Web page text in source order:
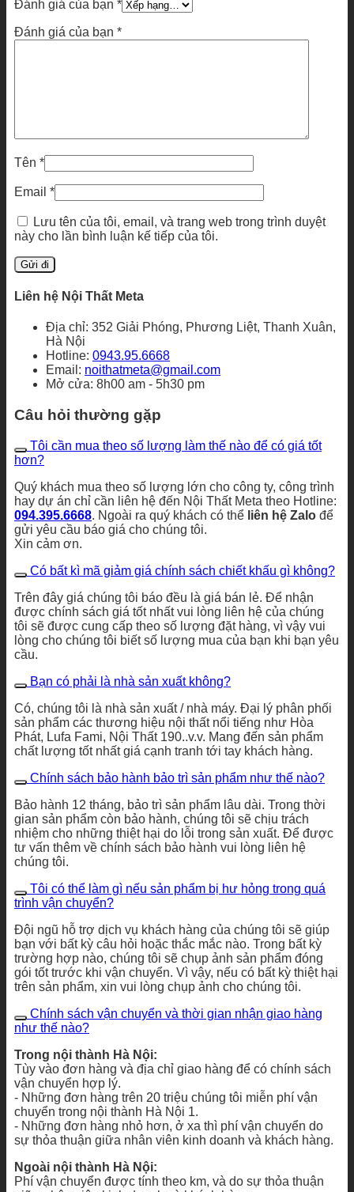
Đánh giá của bạn *
Đánh giá của bạn *
Tên *
Email *
Lưu tên của tôi, email, và trang web trong trình duyệt
này cho lần bình luận kế tiếp của tôi.
Liên hệ Nội Thất Meta
Địa chỉ: 352 Giải Phóng, Phương Liệt, Thanh Xuân,
Hà Nội
Hotline: 0943.95.6668
Email: noithatmeta@gmail.com
Mở cửa: 8h00 am - 5h30 pm
Câu hỏi thường gặp
Tôi cần mua theo số lượng làm thế nào để có giá tốt
hơn?
Quý khách mua theo số lượng lớn cho công ty, công trình
hay dự án chỉ cần liên hệ đến Nội Thất Meta theo Hotline:
094.395.6668. Ngoài ra quý khách có thể liên hệ Zalo để
gửi yêu cầu báo giá cho chúng tôi.
Xin cảm ơn.
Có bất kì mã giảm giá chính sách chiết khấu gì không?
Trên đây giá chúng tôi báo đều là giá bán lẻ. Để nhận
được chính sách giá tốt nhất vui lòng liên hệ của chúng
tôi sẽ được cung cấp theo số lượng đặt hàng, vì vậy vui
lòng cho chúng tôi biết số lượng mua của bạn khi bạn yêu
cầu.
Bạn có phải là nhà sản xuất không?
Có, chúng tôi là nhà sản xuất / nhà máy. Đại lý phân phối
sản phẩm các thương hiệu nội thất nổi tiếng như Hòa
Phát, Lufa Fami, Nội Thất 190..v.v. Mang đến sản phẩm
chất lượng tốt nhất giá cạnh tranh tới tay khách hàng.
Chính sách bảo hành bảo trì sản phẩm như thế nào?
Bảo hành 12 tháng, bảo trì sản phẩm lâu dài. Trong thời
gian sản phẩm còn bảo hành, chúng tôi sẽ chịu trách
nhiệm cho những thiệt hại do lỗi trong sản xuất. Để được
tư vấn thêm về chính sách bảo hành vui lòng liên hệ
chúng tôi.
Tôi có thể làm gì nếu sản phẩm bị hư hỏng trong quá
trình vận chuyển?
Đội ngũ hỗ trợ dịch vụ khách hàng của chúng tôi sẽ giúp
bạn với bất kỳ câu hỏi hoặc thắc mắc nào. Trong bất kỳ
trường hợp nào, chúng tôi sẽ chụp ảnh sản phẩm đóng
gói tốt trước khi vận chuyển. Vì vậy, nếu có bất kỳ thiệt hại
trên sản phẩm, xin vui lòng chụp ảnh cho chúng tôi.
Chính sách vận chuyển và thời gian nhận giao hàng
như thế nào?
Trong nội thành Hà Nội:
Tùy vào đơn hàng và địa chỉ giao hàng để có chính sách
vận chuyển hợp lý.
- Những đơn hàng trên 20 triệu chúng tôi miễn phí vận
chuyển trong nội thành Hà Nội 1.
- Những đơn hàng nhỏ hơn, ở xa thì phí vận chuyển do
sự thỏa thuận giữa nhân viên kinh doanh và khách hàng.
Ngoài nội thành Hà Nội:
Phí vận chuyển được tính theo km, và do sự thỏa thuận